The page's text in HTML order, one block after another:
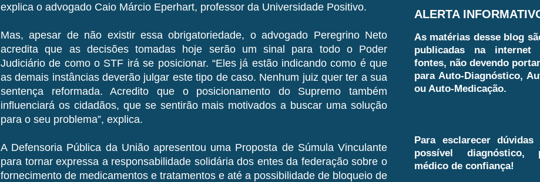
explica o advogado Caio Márcio Eperhart, professor da Universidade Positivo.
Mas, apesar de não existir essa obrigatoriedade, o advogado Peregrino Neto
acredita que as decisões tomadas hoje serão um sinal para todo o Poder
Judiciário de como o STF irá se posicionar. “Eles já estão indicando como é que
as demais instâncias deverão julgar este tipo de caso. Nenhum juiz quer ter a sua
sentença reformada. Acredito que o posicionamento do Supremo também
influenciará os cidadãos, que se sentirão mais motivados a buscar uma solução
para o seu problema”, explica.
A Defensoria Pública da União apresentou uma Proposta de Súmula Vinculante
para tornar expressa a responsabilidade solidária dos entes da federação sobre o
fornecimento de medicamentos e tratamentos e até a possibilidade de bloqueio de
ALERTA
As matérias desse blog
publicadas na internet
fontes, não devendo
para Auto-Diagnóstico,
ou Auto-Medicação.
Para esclarecer
possível diagnóstico,
médico de confiança!